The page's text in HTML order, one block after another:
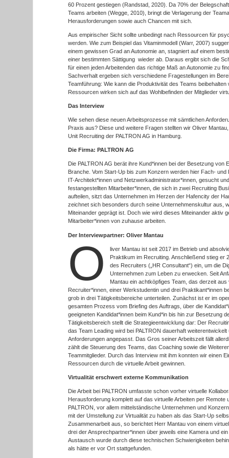
60 Prozent gestiegen (Randstad, 2020). Da 70% der
Teams arbeiten (Wegge, 2010), bringt die Verlagerung der
Herausforderungen sowie auch Chancen mit sich.
Aus empirischer Sicht sollte unbedingt nach Ressourcen für
werden. Wie zum Beispiel das Vitaminmodell (Warr, 2007)
einem gewissen Grad an Autonomie an, stagniert auf einem
einer bestimmten Sättigung wieder ab. Daraus ergibt sich die
für einen jeden Arbeitenden das richtige Maß an Autonomie zu
Sachverhalt ergeben sich verschiedene Fragestellungen im
Teamführung: Wie kann die Produktivität des Teams
Ressourcen wirken sich auf das Wohlbefinden der Mitglieder
Das Interview
Wie sehen diese neuen Arbeitsprozesse mit sämtlichen
Praxis aus? Diese und weitere Fragen stellten wir Oliver
Unit Recruiting der PALTRON AG in Hamburg.
Die Firma: PALTRON AG
Die PALTRON AG berät ihre Kund*innen bei der Besetzung von
Branche. Vom Start-Up bis zum Konzern werden hier Fach-
IT-Architekt*innen und Netzwerkadministrator*innen, gesucht
festangestellten Mitarbeiter*innen, die sich in zwei Recruiting
aufteilen, sitzt das Unternehmen im Herzen der Hafencity der
zeichnet sich besonders durch seine Unternehmenskultur aus,
Miteinander geprägt ist. Doch wie wird dieses Miteinander aktiv
Mitarbeiter*innen von zuhause arbeiten.
Der Interviewpartner: Oliver Mantau
O
liver Mantau ist seit 2017 im Betrieb und
Praktikum im Recruiting. Anschließend stieg er
des Recruiters („HR Consultant“) ein, um die
Unternehmen zum Leben zu erwecken. Seit
Mantau ein achtköpfiges Team, das derzeit
Recruiter*innen, einer Werkstudentin und drei Praktikant*innen
grob in drei Tätigkeitsbereiche unterteilen. Zunächst ist er im
gesamten Prozess vom Briefing des Auftrags, über die
geeigneten Kandidat*innen beim Kund*in bis hin zur Besetzung
Tätigkeitsbereich stellt die Strategieentwicklung dar: Der
das Team Leading wird bei PALTRON dauerhaft
Anforderungen angepasst. Das Gros seiner Arbeitszeit fällt
zählt die Steuerung des Teams, das Coaching sowie die
Teammitglieder. Durch das Interview mit ihm konnten wir einen
Ressourcen durch die virtuelle Arbeit gewinnen.
Virtualität erschwert externe Kommunikation
Die Arbeit bei PALTRON umfasste schon vorher virtuelle
Herausforderung komplett auf das virtuelle Arbeiten per Remote
PALTRON, vor allem mittelständische Unternehmen und
mit der Umstellung zur Virtualität zu haben als das Start-Up
Zusammenarbeit aus, so berichtet Herr Mantau von einem
drei der Ansprechpartner*innen über jeweils eine Kamera und
Austausch wurde durch diese technischen Schwierigkeiten
als hätte er vor Ort stattgefunden.